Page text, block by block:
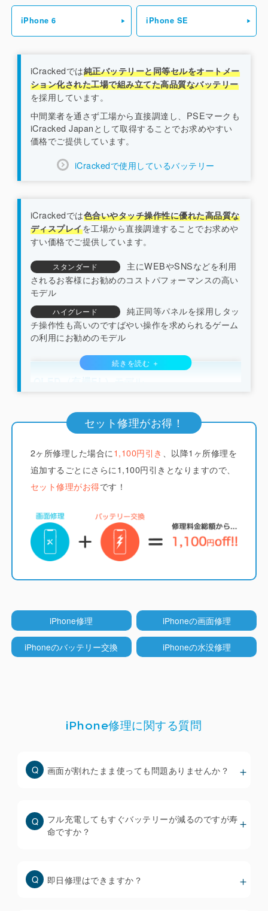
iPhone 6 iPhone SE
iCrackedでは純正バッテリーと同等セルをオートメー
ション化された工場で組み立てた高品質なバッテリー
を採用しています。
中間業者を通さず工場から直接調達し、PSEマークも
iCracked Japanとして取得することでお求めやすい
価格でご提供しています。
iCrackedで使用しているバッテリー
iCrackedでは色合いやタッチ操作性に優れた高品質な
ディスプレイを工場から直接調達することでお求めや
すい価格でご提供しています。
スタンダード
主にWEBやSNSなどを利用
されるお客様にお勧めのコストパフォーマンスの高い
モデル
ハイグレード
純正同等パネルを採用しタッ
チ操作性も高いのですばやい操作を求められるゲーム
の利用にお勧めのモデル
OLED（有機EL）モデル
iCrackedでは純正と同じくフレキシブルOLED（ソ
フトOLED）のディスプレイを採用しています。他
店ではコストを下げるためにLCD（液晶）やガラス
系素材で作られたハードOLEDが多く使われていま
LCD（液晶）モデル
（iPhone 5~8系/SE系/XR/11）
プレイを採用しています。
他店ではコストを下げる
ためにオンセル型のLCDが多く使われていますが分
厚くなりタッチ操作性も劣ります。
iCrackedのディスプレイはTrueTone機能（周囲の
応しており、iOS18.1以降で正常に動作することを
確認しています。
に必要なデータを移植するための機器を全店に配備
していますが、交換前のディスプレイからTrueTone
セット修理がお得！
2ヶ所修理した場合に1,100円引き
、以降1ヶ所修理を
追加するごとにさらに1,100円引きとなりますので、
セット修理がお得です！
iPhone修理 iPhoneの画面修理
iPhoneのバッテリー交換 iPhoneの水没修理
iPhone修理に関する質問
画面が割れたまま使っても問題ありませんか？
フル充電してもすぐバッテリーが減るのですが寿
命ですか？
即日修理はできますか？